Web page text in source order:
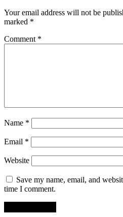
Your email address will not be
marked *
Comment *
Name *
Email *
Website
Save my name, email, and
time I comment.